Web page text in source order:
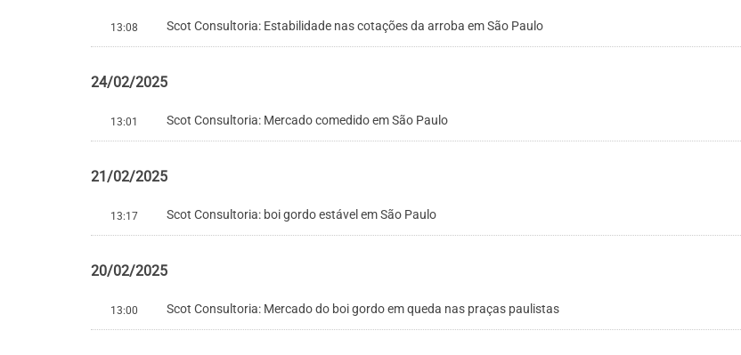
13:08 Scot Consultoria: Estabilidade nas cotações da arroba em São Paulo
24/02/2025
13:01 Scot Consultoria: Mercado comedido em São Paulo
21/02/2025
13:17 Scot Consultoria: boi gordo estável em São Paulo
20/02/2025
13:00 Scot Consultoria: Mercado do boi gordo em queda nas praças paulistas